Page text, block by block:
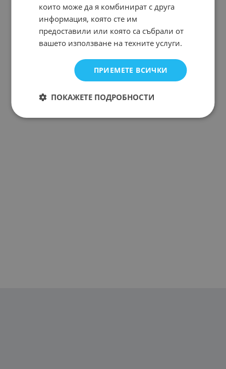
които може да я комбинират с друга
информация, която сте им
предоставили или която са събрали от
вашето използване на техните услуги.
ПРИЕМЕТЕ ВСИЧКИ
ПОКАЖЕТЕ ПОДРОБНОСТИ